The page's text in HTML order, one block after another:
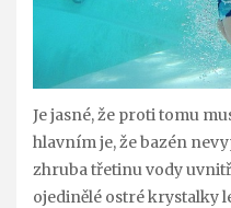
Je jasné, že proti tomu
hlavním je, že bazén
zhruba třetinu vody
ojedinělé ostré krystalky